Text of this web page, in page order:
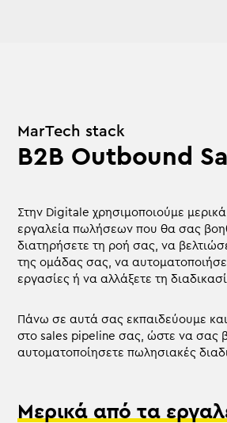
MarTech stack
B2B Outbound
Στην Digitale χρησιμοποιούμε
εργαλεία πωλήσεων που θα σας
διατηρήσετε τη ροή σας, να
της ομάδας σας, να
εργασίες ή να αλλάξετε τη
Πάνω σε αυτά σας εκπαιδεύουμε
στο sales pipeline σας, ώστε να σας
αυτοματοποίησετε πωλησιακές
Μερικά από τα